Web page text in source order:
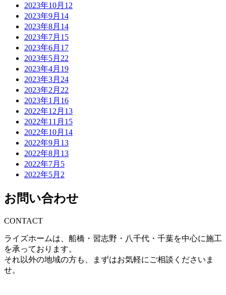
2023年10月 12
2023年9月 14
2023年8月 14
2023年7月 15
2023年6月 17
2023年5月 22
2023年4月 19
2023年3月 24
2023年2月 22
2023年1月 16
2022年12月 13
2022年11月 15
2022年10月 14
2022年9月 13
2022年8月 13
2022年7月 5
2022年5月 2
お問い合わせ
CONTACT
ライズホームは、船橋・習志野・八千代・千葉を中心に施工
を承っております。
それ以外の地域の方も、まずはお気軽にご相談くださいま
せ。